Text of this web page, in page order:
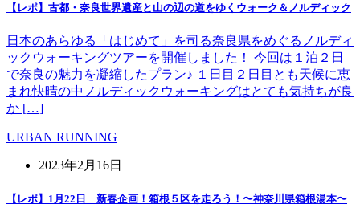
【レポ】古都・奈良世界遺産と山の辺の道をゆくウォーク＆ノルディック
日本のあらゆる「はじめて」を司る奈良県をめぐるノルディ
ックウォーキングツアーを開催しました！ 今回は１泊２日
で奈良の魅力を凝縮したプラン♪ １日目２日目とも天候に恵
まれ快晴の中ノルディックウォーキングはとても気持ちが良
か […]
URBAN RUNNING
2023年2月16日
【レポ】1月22日 新春企画！箱根５区を走ろう！〜神奈川県箱根湯本〜